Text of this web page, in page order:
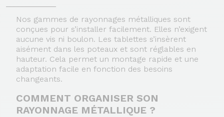
Nos gammes de rayonnages métalliques sont
conçues pour s’installer facilement. Elles n’exigent
aucune vis ni boulon. Les tablettes s’insèrent
aisément dans les poteaux et sont réglables en
hauteur. Cela permet un montage rapide et une
adaptation facile en fonction des besoins
changeants.
COMMENT ORGANISER SON
RAYONNAGE MÉTALLIQUE ?